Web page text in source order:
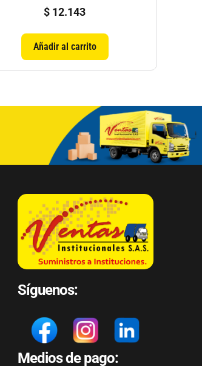
$ 12.143
Añadir al carrito
Síguenos:
Medios de pago: